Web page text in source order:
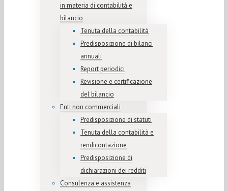
in materia di contabilità e
bilancio
Tenuta della contabilità
Predisposizione di bilanci
annuali
Report periodici
Revisione e certificazione
del bilancio
Enti non commerciali
Predisposizione di statuti
Tenuta della contabilità e
rendicontazione
Predisposizione di
dichiarazioni dei redditi
Consulenza e assistenza